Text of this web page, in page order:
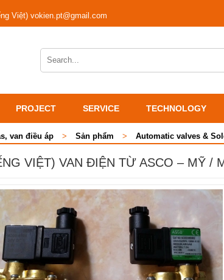
Việt) vokien.pt@gmail.com
PROJECT SERVICE TECHNOLOGY
van điều áp > Sản phẩm > Automatic valves &
VIỆT) VAN ĐIỆN TỪ ASCO – MỸ /